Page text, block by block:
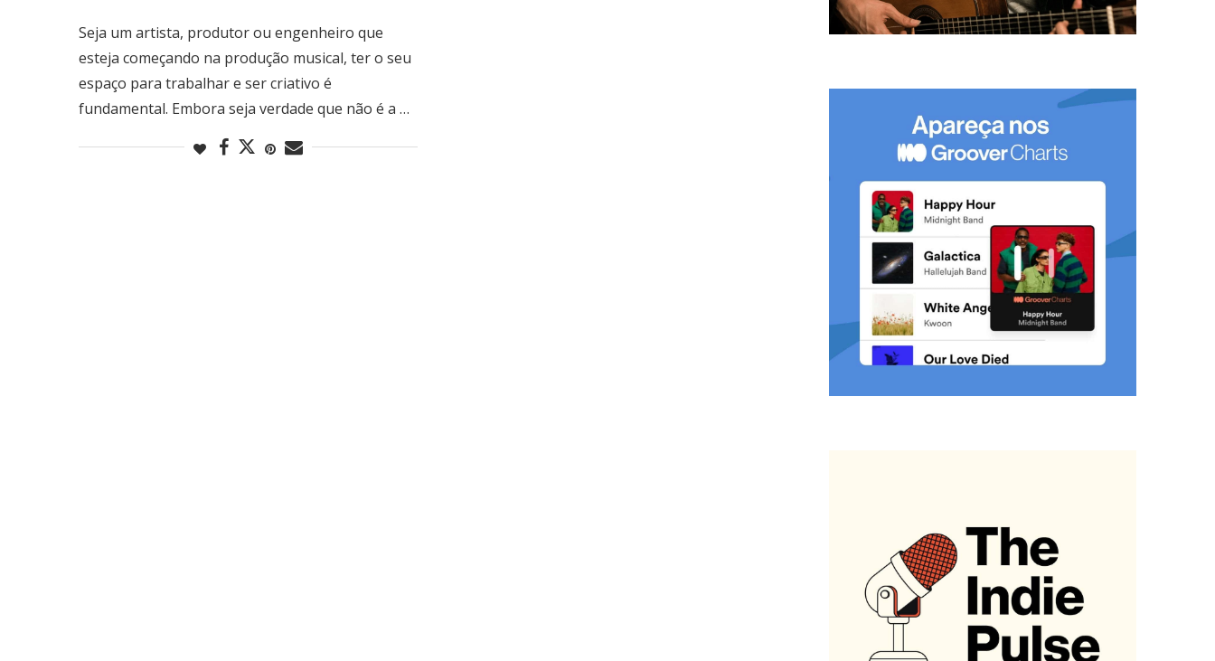
Seja um artista, produtor ou engenheiro que
esteja começando na produção musical, ter o seu
espaço para trabalhar e ser criativo é
fundamental. Embora seja verdade que não é a …